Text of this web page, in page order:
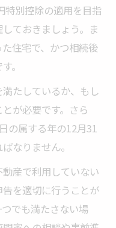
特別控除の適用を目指
ておきましょう。ま
住宅で、かつ相続後
。
たしているか、もし
が必要です。さら
の属する年の12月31
なりません。
産で利用していない
を適切に行うことが
でも満たさない場